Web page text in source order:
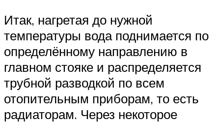
Итак, нагретая до нужной
температуры вода поднимается по
определённому направлению в
главном стояке и распределяется
трубной разводкой по всем
отопительным приборам, то есть
радиаторам. Через некоторое